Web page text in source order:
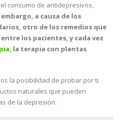
consumo de antidepresivos,
embargo, a causa de los
otro de los remedios que
los pacientes, y cada vez
, la terapia con plantas
la posibilidad de probar por ti
naturales que pueden
de la depresión.